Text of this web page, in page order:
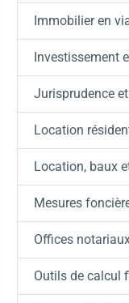
Immobilier en
Investissement
Jurisprudence
Location
Location, baux
Mesures
Offices
Outils de calcul